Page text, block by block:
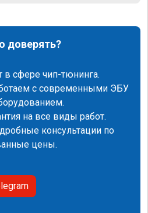
доверять?
в сфере чип-тюнинга.
с современными ЭБУ
на все виды работ.
консультации по
цены.